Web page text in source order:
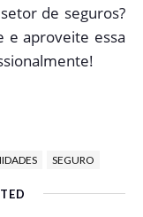
de seguros?
e aproveite essa
SEGURO